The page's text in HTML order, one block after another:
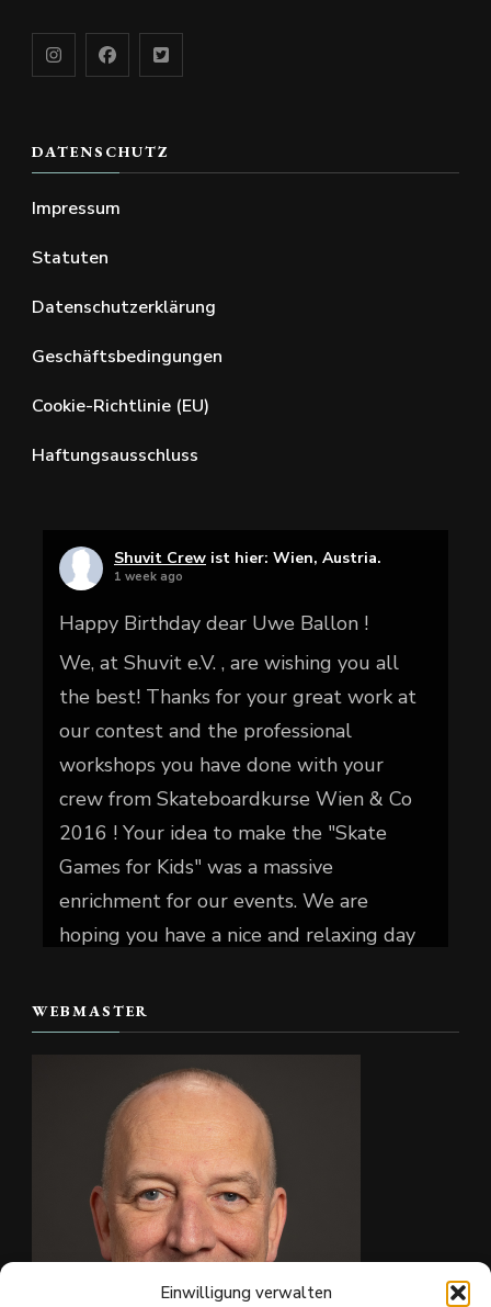
Einwilligung verwalten
DATENSCHUTZ
Impressum
Statuten
Datenschutzerklärung
Geschäftsbedingungen
Cookie-Richtlinie (EU)
Haftungsausschluss
Shuvit Crew ist hier: Wien, Austria.
1 week ago
Happy Birthday dear Uwe Ballon !
We, at Shuvit e.V. , are wishing you all
the best! Thanks for your great work at
our contest and the professional
workshops you have done with your
crew from Skateboardkurse Wien & Co
2016 ! Your idea to make the "Skate
Games for Kids" was a massive
enrichment for our events. We are
hoping you have a nice and relaxing day
📷 Christian Reiter
#skate4fun
Foto
Auf Facebook anzeigen Teilen
WEBMASTER